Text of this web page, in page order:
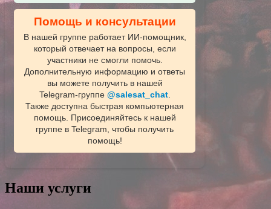
Помощь и консультации
В нашей группе работает ИИ‑помощник,
который отвечает на вопросы, если
участники не смогли помочь.
Дополнительную информацию и ответы
вы можете получить в нашей
Telegram‑группе @salesat_chat.
Также доступна быстрая компьютерная
помощь. Присоединяйтесь к нашей
группе в Telegram, чтобы получить
помощь!
Наши услуги